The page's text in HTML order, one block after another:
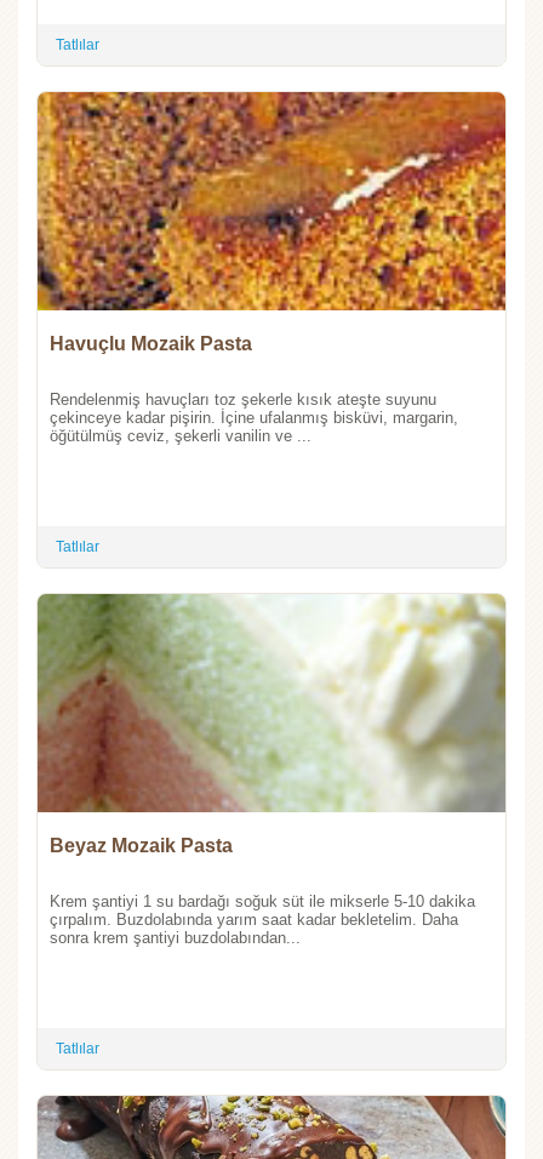
Tatlılar
Havuçlu Mozaik Pasta
Rendelenmiş havuçları toz şekerle kısık ateşte suyunu
çekinceye kadar pişirin. İçine ufalanmış bisküvi, margarin,
öğütülmüş ceviz, şekerli vanilin ve ...
Tatlılar
Beyaz Mozaik Pasta
Krem şantiyi 1 su bardağı soğuk süt ile mikserle 5-10 dakika
çırpalım. Buzdolabında yarım saat kadar bekletelim. Daha
sonra krem şantiyi buzdolabından...
Tatlılar